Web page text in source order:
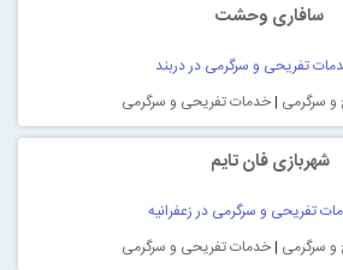
سافاری وحشت
تفریحی و سرگرمی در دربند
و سرگرمی |خدمات تفریحی و سرگرمی
شهربازی فان تایم
تفریحی و سرگرمی در زعفرانیه
و سرگرمی |خدمات تفریحی و سرگرمی